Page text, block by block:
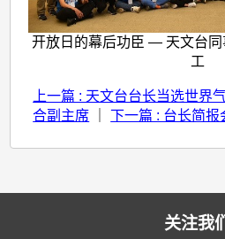
开放日的幕后功臣 — 天文台同
工
上一篇 : 天文台台长当选世界
合副主席 ｜下一篇 : 台长简报
关注我